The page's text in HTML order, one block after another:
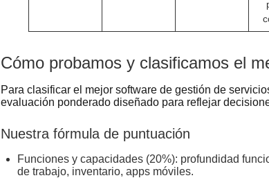
Cómo probamos y clasificamos el
Para clasificar el mejor software de gestión de
evaluación ponderado diseñado para reflejar
Nuestra fórmula de puntuación
Funciones y capacidades (20%): profundidad
de trabajo, inventario, apps móviles.